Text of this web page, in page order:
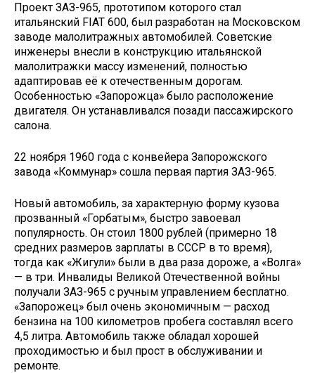
Проект ЗАЗ-965, прототипом которого стал
итальянский FIAT 600, был разработан на Московском
заводе малолитражных автомобилей. Советские
инженеры внесли в конструкцию итальянской
малолитражки массу изменений, полностью
адаптировав её к отечественным дорогам.
Особенностью «Запорожца» было расположение
двигателя. Он устанавливался позади пассажирского
салона.
22 ноября 1960 года с конвейера Запорожского
завода «Коммунар» сошла первая партия ЗАЗ-965.
Новый автомобиль, за характерную форму кузова
прозванный «Горбатым», быстро завоевал
популярность. Он стоил 1800 рублей (примерно 18
средних размеров зарплаты в СССР в то время),
тогда как «Жигули» были в два раза дороже, а «Волга»
— в три. Инвалиды Великой Отечественной войны
получали ЗАЗ-965 с ручным управлением бесплатно.
«Запорожец» был очень экономичным — расход
бензина на 100 километров пробега составлял всего
4,5 литра. Автомобиль также обладал хорошей
проходимостью и был прост в обслуживании и
ремонте.